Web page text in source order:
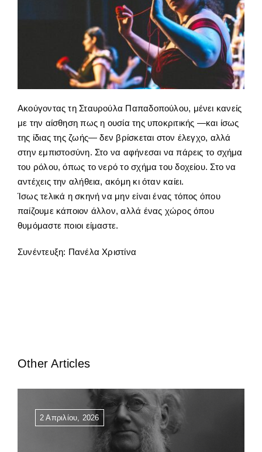
Ακούγοντας τη Σταυρούλα Παπαδοπούλου, μένει κανείς
με την αίσθηση πως η ουσία της υποκριτικής —και ίσως
της ίδιας της ζωής— δεν βρίσκεται στον έλεγχο, αλλά
στην εμπιστοσύνη. Στο να αφήνεσαι να πάρεις το σχήμα
του ρόλου, όπως το νερό το σχήμα του δοχείου. Στο να
αντέχεις την αλήθεια, ακόμη κι όταν καίει.
Ίσως τελικά η σκηνή να μην είναι ένας τόπος όπου
παίζουμε κάποιον άλλον, αλλά ένας χώρος όπου
θυμόμαστε ποιοι είμαστε.
Συνέντευξη: Πανέλα Χριστίνα
Other Articles
2 Απριλίου, 2026